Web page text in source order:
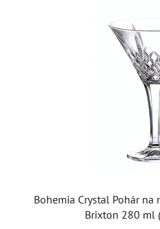
Bohemia Crystal Pohár
Brixton 280 ml